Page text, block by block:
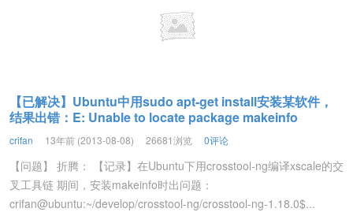
【已解决】Ubuntu中用sudo apt-get install安装某软件，
结果出错：E: Unable to locate package makeinfo
crifan 13年前 (2013-08-08) 26681浏览 0评论
【问题】 折腾： 【记录】在Ubuntu下用crosstool-ng编译xscale的交
叉工具链 期间，安装makeinfo时出问题：
crifan@ubuntu:~/develop/crosstool-ng/crosstool-ng-1.18.0$...